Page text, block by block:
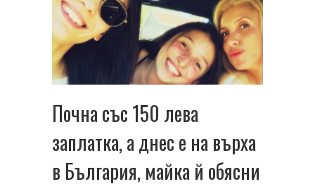
Почна със 150 лева
заплатка, а днес е на върха
в България, майка й обясни